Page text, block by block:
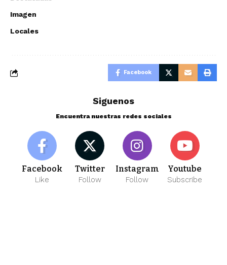
Imagen
Locales
Facebook
Siguenos
Encuentra nuestras redes sociales
Facebook
Like
Twitter
Follow
Instagram
Follow
Youtube
Subscribe